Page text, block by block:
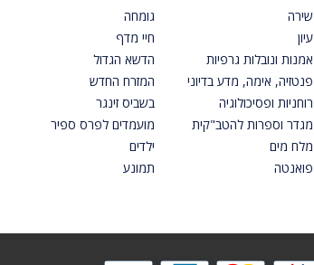
שירה
עיון
אמנות ונובלות גרפיות
פנטזיה, אימה, מדע בדיוני
רוחניות ופסיכולוגיה
מגדר וספרות להטב"קית
מלח מים
פואנטה
גומחה
חיי מדף
הדשא הגדול
המזרח החדש
בשביס זינגר
מועמדים לפרס ספיר
ילדים
תמונע